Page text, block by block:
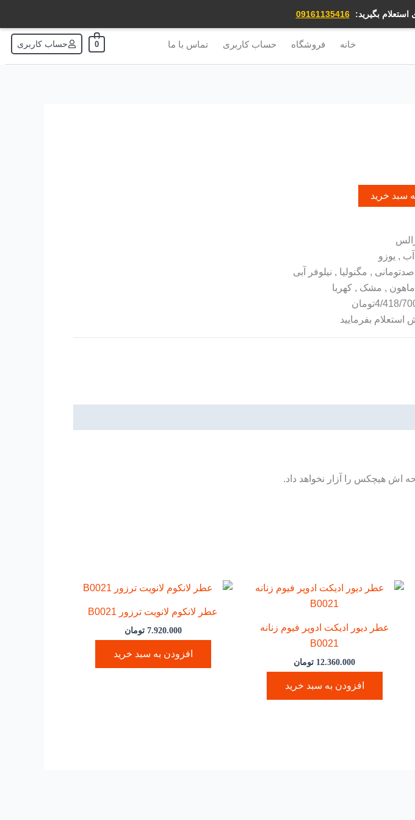
بگیرید: 09161135416
خانه فروشگاه حساب کاربری تماس با ما 0 حساب کاربری
سبد خرید
, یوزو
, مگنولیا , نیلوفر آبی
, مشک , کهربا
بفرمایید
اش هیچکس را آزار نخواهد داد.
عطر دیور ادیکت ادوپر فیوم زنانه
B0021
12.360.000 تومان
افزودن به سبد خرید
عطر لانکوم لانویت ترزور B0021
7.920.000 تومان
افزودن به سبد خرید